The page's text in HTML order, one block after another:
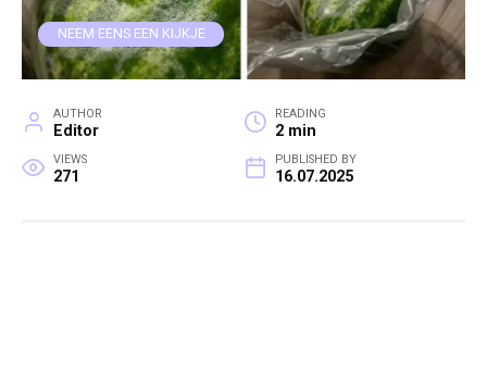
NEEM EENS EEN KIJKJE
AUTHOR
Editor
READING
2 min
VIEWS
271
PUBLISHED BY
16.07.2025